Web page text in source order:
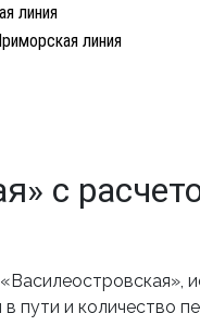
линия
линия
с
пути и количество